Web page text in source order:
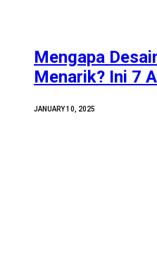
Mengapa
Menarik? Ini 7
JANUARY 10, 2025